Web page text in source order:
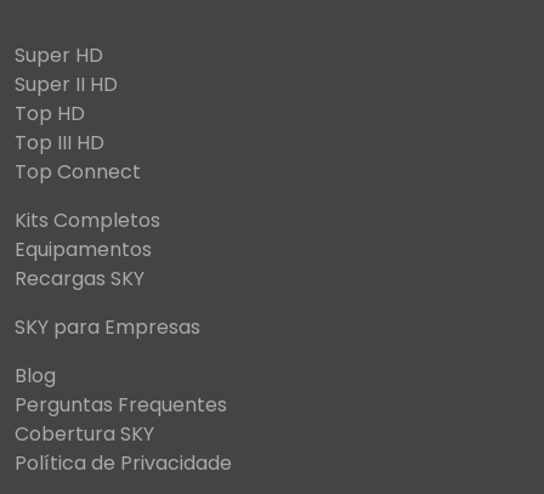
Super HD
Super II HD
Top HD
Top III HD
Top Connect
Kits Completos
Equipamentos
Recargas SKY
SKY para Empresas
Blog
Perguntas Frequentes
Cobertura SKY
Política de Privacidade